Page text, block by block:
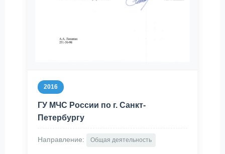
2016
ГУ МЧС России по г. Санкт-
Петербургу
Направление: Общая деятельность